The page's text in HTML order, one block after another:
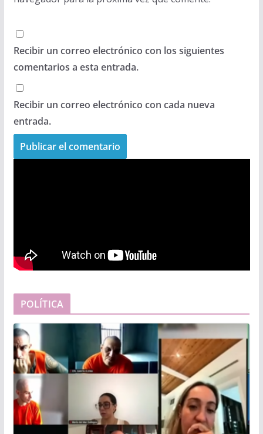
Recibir un correo electrónico con los siguientes
comentarios a esta entrada.
Recibir un correo electrónico con cada nueva
entrada.
POLÍTICA